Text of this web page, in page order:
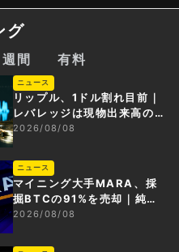
グ
週間 有料
ニュース
リップル、1ドル割れ目前｜
レバレッジは現物出来高の6
倍超
2026/08/08
ニュース
マイニング大手MARA、採
掘BTCの91%を売却｜純損
失6億ドル
2026/08/08